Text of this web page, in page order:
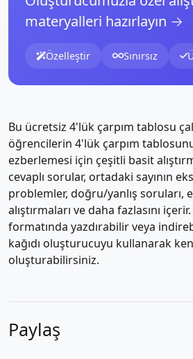
materyalleri hazırlayın →
Özelleştir Sınırsız
Bu ücretsiz 4'lük çarpım tablosu
öğrencilerin 4'lük çarpım
ezberlemesi için çeşitli basit
cevaplı sorular, ortadaki sayının
problemler, doğru/yanlış soruları,
alıştırmaları ve daha fazlasını
formatında yazdırabilir veya
kağıdı oluşturucuyu kullanarak
oluşturabilirsiniz.
Paylaş